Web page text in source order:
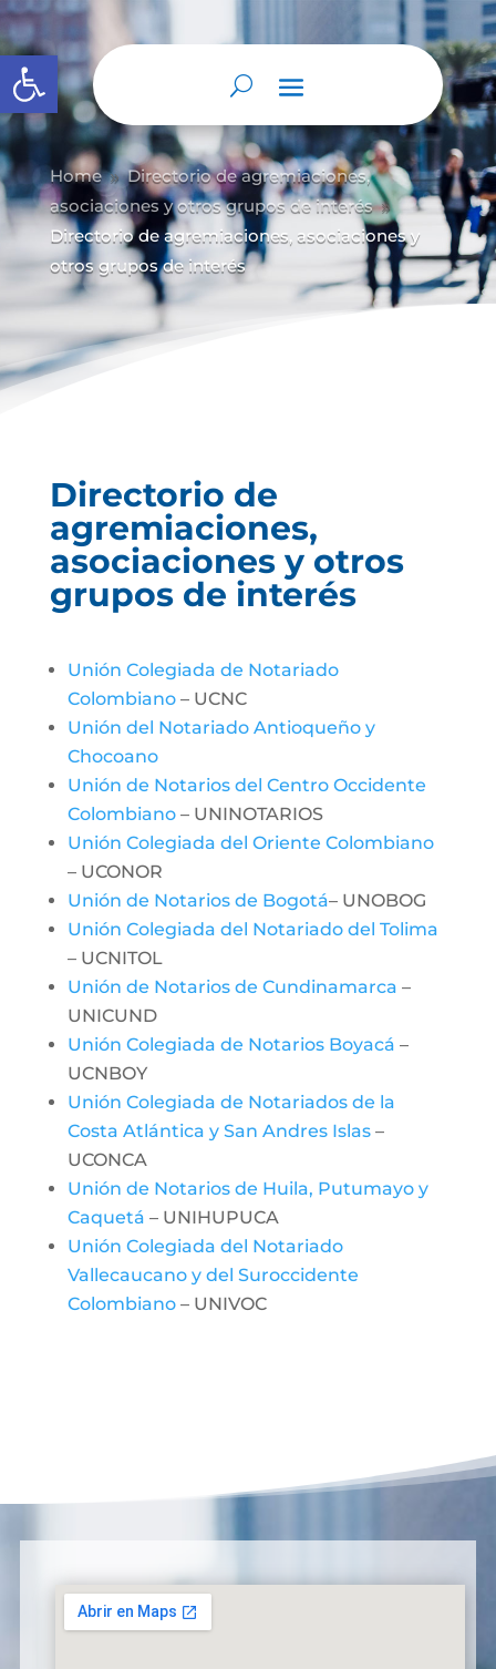
Abrir barra de herramientas
Home 9 Directorio de agremiaciones,
asociaciones y otros grupos de interés 9
Directorio de agremiaciones, asociaciones y
otros grupos de interés
Directorio de
agremiaciones,
asociaciones y otros
grupos de interés
Unión Colegiada de Notariado
Colombiano– UCNC
Unión del Notariado Antioqueño y
Chocoano
Unión de Notarios del Centro Occidente
Colombiano– UNINOTARIOS
Unión Colegiada del Oriente Colombiano
– UCONOR
Unión de Notarios de Bogotá– UNOBOG
Unión Colegiada del Notariado del Tolima
– UCNITOL
Unión de Notarios de Cundinamarca –
UNICUND
Unión Colegiada de Notarios Boyacá –
UCNBOY
Unión Colegiada de Notariados de la
Costa Atlántica y San Andres Islas–
UCONCA
Unión de Notarios de Huila, Putumayo y
Caquetá – UNIHUPUCA
Unión Colegiada del Notariado
Vallecaucano y del Suroccidente
Colombiano– UNIVOC